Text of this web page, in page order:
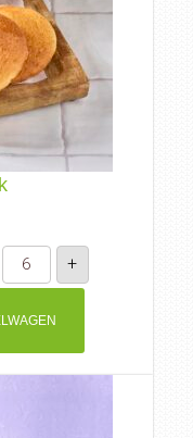
Mini
eierkoek
aantal
+